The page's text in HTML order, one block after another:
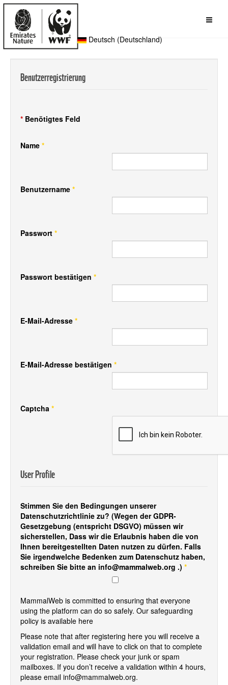
Deutsch (Deutschland)
Benutzerregistrierung
* Benötigtes Feld
Name *
Benutzername *
Passwort *
Passwort bestätigen *
E-Mail-Adresse *
E-Mail-Adresse bestätigen *
Captcha *
User Profile
Stimmen Sie den Bedingungen unserer
Datenschutzrichtlinie zu? (Wegen der GDPR-
Gesetzgebung (entspricht DSGVO) müssen wir
sicherstellen, Dass wir die Erlaubnis haben die von
Ihnen bereitgestellten Daten nutzen zu dürfen. Falls
Sie irgendwelche Bedenken zum Datenschutz haben,
schreiben Sie bitte an info@mammalweb.org .) *
MammalWeb is committed to ensuring that everyone
using the platform can do so safely. Our safeguarding
policy is available here
Please note that after registering here you will receive a
validation email and will have to click on that to complete
your registration. Please check your junk or spam
mailboxes. If you don’t receive a validation within 4 hours,
please email info@mammalweb.org.